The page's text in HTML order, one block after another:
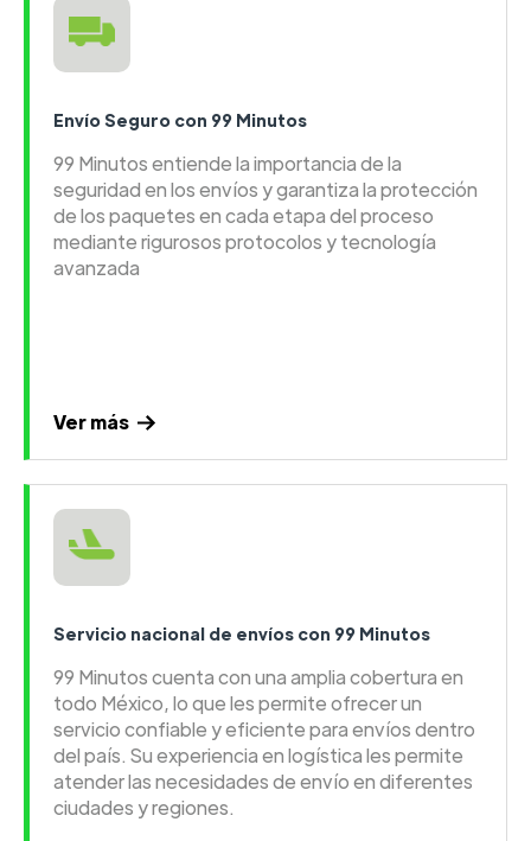
Envío Seguro con 99 Minutos
99 Minutos entiende la importancia de la
seguridad en los envíos y garantiza la protección
de los paquetes en cada etapa del proceso
mediante rigurosos protocolos y tecnología
avanzada
Ver más
Servicio nacional de envíos con 99 Minutos
99 Minutos cuenta con una amplia cobertura en
todo México, lo que les permite ofrecer un
servicio confiable y eficiente para envíos dentro
del país. Su experiencia en logística les permite
atender las necesidades de envío en diferentes
ciudades y regiones.